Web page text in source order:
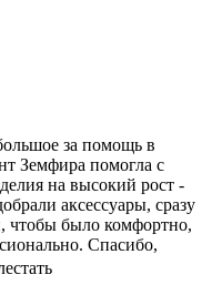
за помощь в
Земфира помогла с
на высокий рост -
аксессуары, сразу
чтобы было комфортно,
Спасибо,